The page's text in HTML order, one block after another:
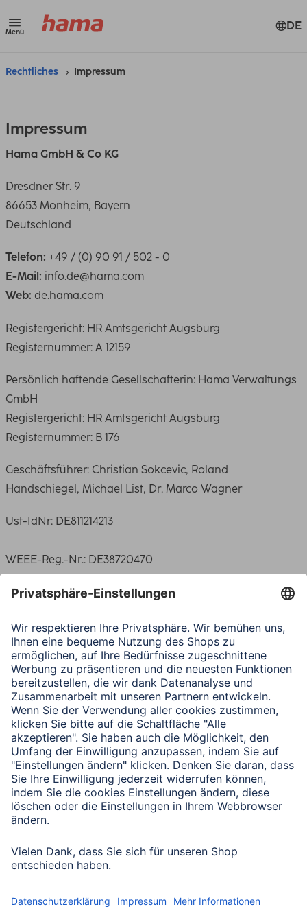
Menü DE
Rechtliches Impressum
Impressum
Hama GmbH & Co KG
Dresdner Str. 9
86653 Monheim, Bayern
Deutschland
Telefon: +49 / (0) 90 91 / 502 - 0
E-Mail: info.de@hama.com
Web: de.hama.com
Registergericht: HR Amtsgericht Augsburg
Registernummer: A 12159
Persönlich haftende Gesellschafterin: Hama Verwaltungs
GmbH
Registergericht: HR Amtsgericht Augsburg
Registernummer: B 176
Geschäftsführer: Christian Sokcevic, Roland
Handschiegel, Michael List, Dr. Marco Wagner
Ust-IdNr: DE811214213
WEEE-Reg.-Nr.: DE38720470
Informationspflichten gemäß §18 Abs. 2 Elektro- und
Elektronikgerätegesetz:
abfall/kreislaufwirtschaft/statistiken/elektro-und-
elektronikaltgeraete/
https://www.hama.com/nep
Haftungshinweis
Trotz sorgfältiger inhaltlicher Kontrolle übernehmen wir
keine Haftung für die Inhalte externer Links. Für den
Inhalt der verlinkten Seiten sind ausschließlich deren
Betreiber verantwortlich.
Irrtum sowie Änderungen in Technik und Design